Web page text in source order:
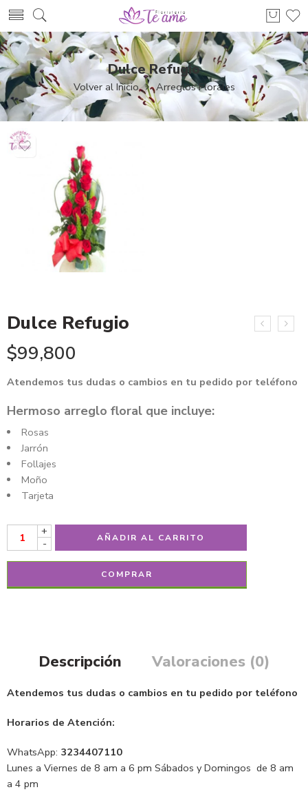
Dulce Refugio
Volver al Inicio Arreglos Florales
Dulce Refugio
$99,800
Atendemos tus dudas o cambios en tu pedido por teléfono
Hermoso arreglo floral que incluye:
Rosas
Jarrón
Follajes
Moño
Tarjeta
+
-
AÑADIR AL CARRITO
COMPRAR
Descripción Valoraciones (0)
Atendemos tus dudas o cambios en tu pedido por teléfono
Horarios de Atención:
WhatsApp: 3234407110
Lunes a Viernes de 8 am a 6 pm Sábados y Domingos de 8 am
a 4 pm